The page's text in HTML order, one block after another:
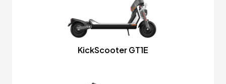
KickScooter GT1E